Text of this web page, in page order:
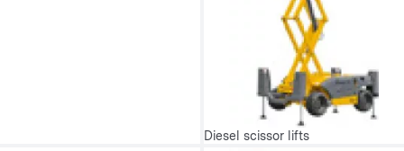
Diesel scissor lifts